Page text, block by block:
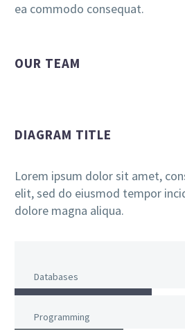
ea commodo consequat.
OUR TEAM
DIAGRAM TITLE
Lorem ipsum dolor sit amet,
elit, sed do eiusmod tempor
dolore magna aliqua.
Databases
Programming